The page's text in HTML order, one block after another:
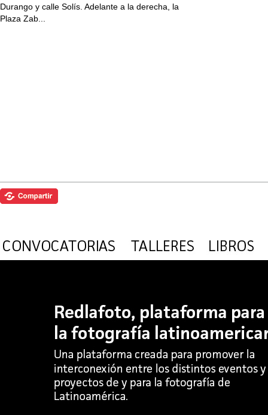
Durango y calle Solís. Adelante a la derecha, la
Plaza Zab...